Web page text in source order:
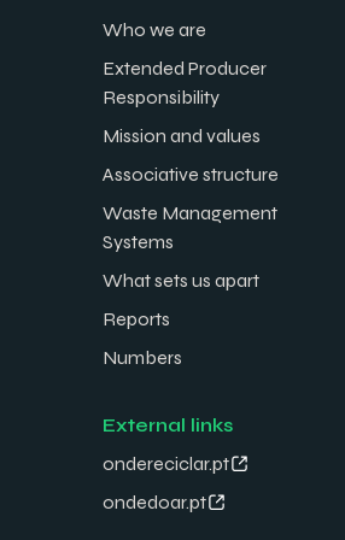
Who we are
Extended Producer
Responsibility
Mission and values
Associative structure
Waste Management
Systems
What sets us apart
Reports
Numbers
External links
ondereciclar.pt
ondedoar.pt